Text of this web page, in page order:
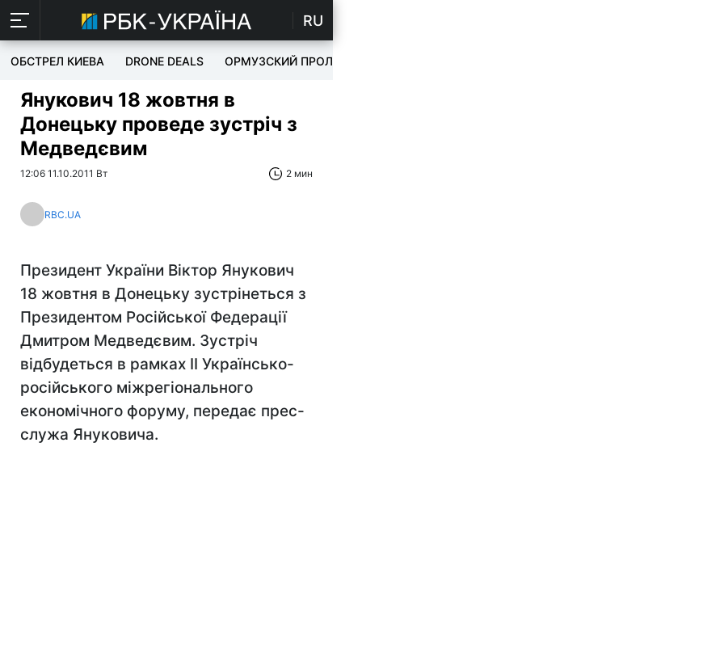
RU
ОБСТРЕЛ КИЕВА DRONE DEALS ОРМУЗСКИЙ ПРОЛИВ
Янукович 18 жовтня в
Донецьку проведе зустріч з
Медведєвим
12:06 11.10.2011 Вт 2 мин
RBC.UA
Президент України Віктор Янукович
18 жовтня в Донецьку зустрінеться з
Президентом Російської Федерації
Дмитром Медведєвим. Зустріч
відбудеться в рамках ІІ Українсько-
російського міжрегіонального
економічного форуму, передає прес-
служа Януковича.